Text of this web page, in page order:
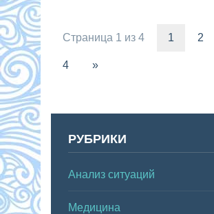
Страница 1 из 4 1 2
4 »
РУБРИКИ
Анализ ситуаций
Медицина